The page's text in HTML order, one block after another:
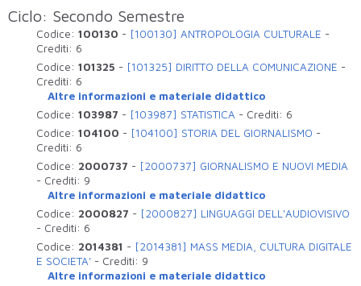
Ciclo: Secondo Semestre
Codice:100130 - [100130] ANTROPOLOGIA CULTURALE -
Crediti: 6
Codice:101325 - [101325] DIRITTO DELLA COMUNICAZIONE -
Crediti: 6
Altre informazioni e materiale didattico
Codice:103987 - [103987] STATISTICA - Crediti: 6
Codice:104100 - [104100] STORIA DEL GIORNALISMO -
Crediti: 6
Codice: 2000737 - [2000737] GIORNALISMO E NUOVI MEDIA
- Crediti: 9
Altre informazioni e materiale didattico
Codice: 2000827 - [2000827] LINGUAGGI DELL'AUDIOVISIVO
- Crediti: 6
Codice: 2014381 - [2014381] MASS MEDIA, CULTURA DIGITALE
E SOCIETA' - Crediti: 9
Altre informazioni e materiale didattico